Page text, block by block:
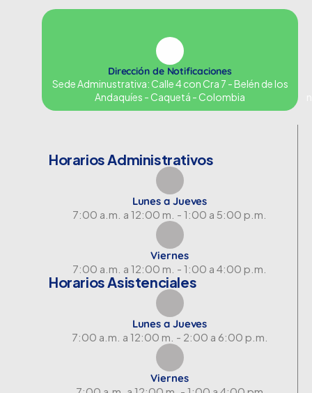
Dirección de Notificaciones
Sede Adminustrativa: Calle 4 con Cra 7 - Belén de los
Andaquíes - Caquetá - Colombia
Horarios Administrativos
Lunes a Jueves
7:00 a.m. a 12:00 m. - 1:00 a 5:00 p.m.
Viernes
7:00 a.m. a 12:00 m. - 1:00 a 4:00 p.m.
Horarios Asistenciales
Lunes a Jueves
7:00 a.m. a 12:00 m. - 2:00 a 6:00 p.m.
Viernes